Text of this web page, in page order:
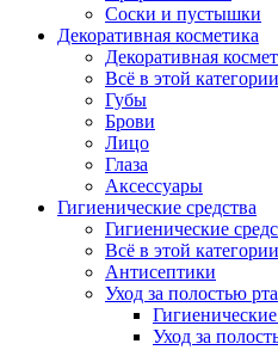
Соски и пустышки
Декоративная косметика
Декоративная
Всё в этой категории
Губы
Брови
Лицо
Глаза
Аксессуары
Гигиенические средства
Гигиенические
Всё в этой категории
Антисептики
Уход за полостью рта
Гигиенические
Уход за